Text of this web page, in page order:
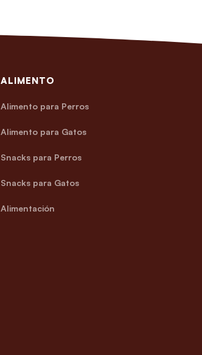
ALIMENTO
Alimento para Perros
Alimento para Gatos
Snacks para Perros
Snacks para Gatos
Alimentación